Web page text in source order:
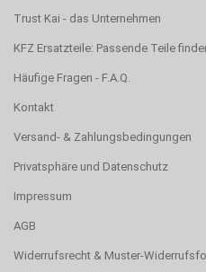
Trust Kai - das Unternehmen
KFZ Ersatzteile: Passende Teile
Häufige Fragen - F.A.Q.
Kontakt
Versand- & Zahlungsbedingungen
Privatsphäre und Datenschutz
Impressum
AGB
Widerrufsrecht & Muster-